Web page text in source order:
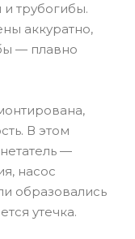
и трубогибы.
аккуратно,
— плавно
В этом
—
насос
образовались
утечка.